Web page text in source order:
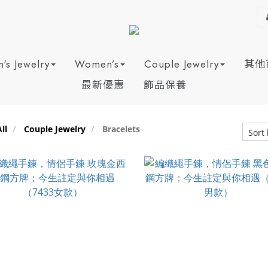
Jewelry Women’s Couple Jewelry
其
最新優惠
飾品保養
Couple Jewelry Bracelets